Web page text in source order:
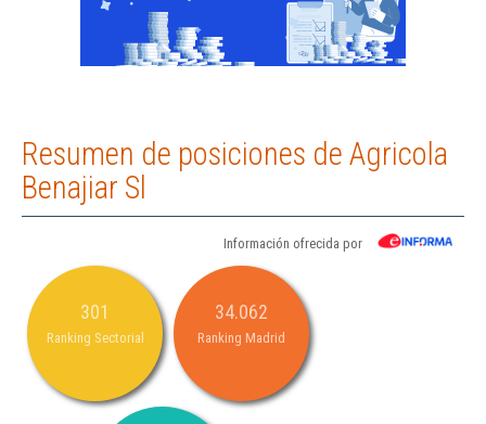
Resumen de posiciones de Agricola
Benajiar Sl
Información ofrecida por
301
Ranking Sectorial
34.062
Ranking Madrid